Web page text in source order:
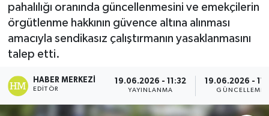
pahalılığı oranında güncellenmesini ve emekçilerin
örgütlenme hakkının güvence altına alınması
amacıyla sendikasız çalıştırmanın yasaklanmasını
talep etti.
HABER MERKEZI
EDITÖR
19.06.2026 - 11:32
YAYINLANMA
19.06.2026 -
GÜNCELLEME
EKONOMİ
ENGLISH
ESENTEPE